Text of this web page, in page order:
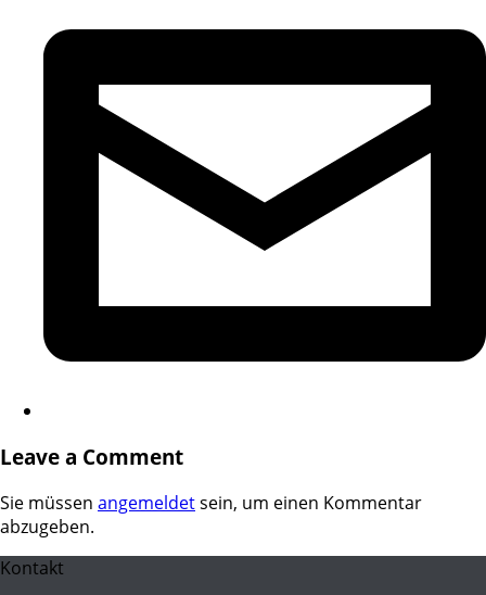
Leave a Comment
Sie müssen angemeldetsein, um einen Kommentar
abzugeben.
Kontakt